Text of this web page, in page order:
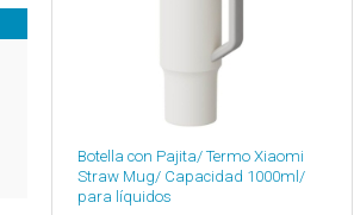
Botella con Pajita/ Termo Xiaomi
Straw Mug/ Capacidad 1000ml/
para líquidos